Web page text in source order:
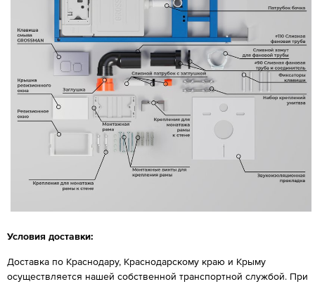
Условия доставки:
Доставка по Краснодару, Краснодарскому краю и Крыму
осуществляется нашей собственной транспортной службой. При